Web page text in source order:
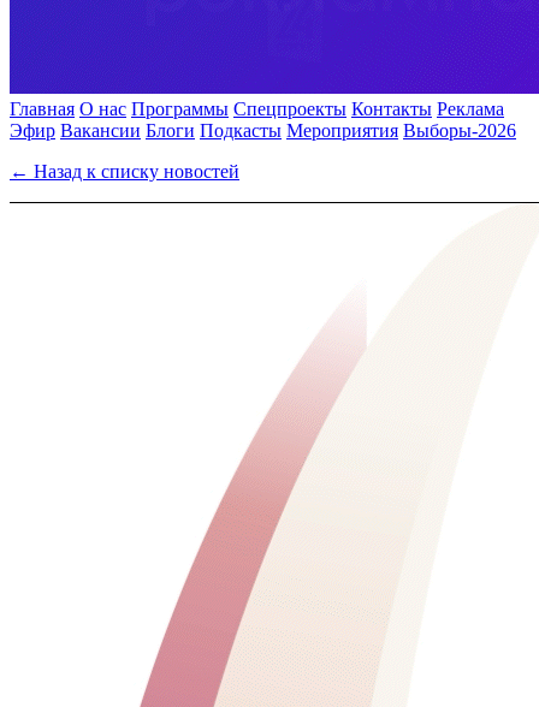
Главная О нас Программы Спецпроекты Контакты Реклама
Эфир Вакансии Блоги Подкасты Мероприятия Выборы-2026
← Назад к списку новостей